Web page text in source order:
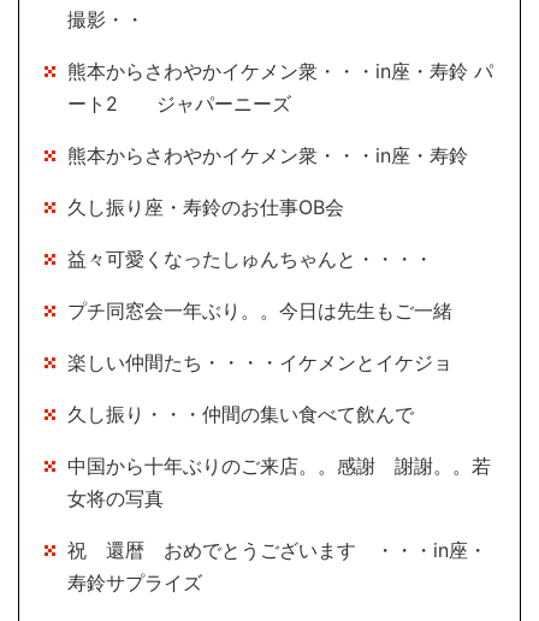
撮影・・
熊本からさわやかイケメン衆・・・in座・寿鈴 パ
ート2 ジャパーニーズ
熊本からさわやかイケメン衆・・・in座・寿鈴
久し振り座・寿鈴のお仕事OB会
益々可愛くなったしゅんちゃんと・・・・
プチ同窓会一年ぶり。。今日は先生もご一緒
楽しい仲間たち・・・・イケメンとイケジョ
久し振り・・・仲間の集い食べて飲んで
中国から十年ぶりのご来店。。感謝 謝謝。。若
女将の写真
祝 還暦 おめでとうございます ・・・in座・
寿鈴サプライズ